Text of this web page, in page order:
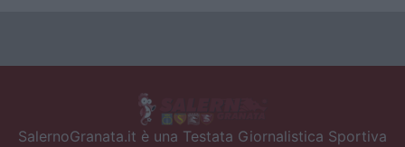
SalernoGranata.it è una Testata Giornalistica Sportiva